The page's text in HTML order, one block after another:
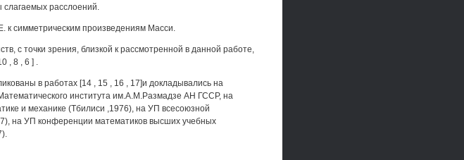
расслоений.
к симметрическим произведениям Масси.
с точки зрения, близкой к рассмотренной в данной работе,
, 8 , 6 ] .
в работах [14 , 15 , 16 , 17]и докладывались на
института им.А.М.Размадзе АН ГССР, на
и механике (Тбилиси ,1976), на УП всесоюзной
на УП конференции математиков высших учебных